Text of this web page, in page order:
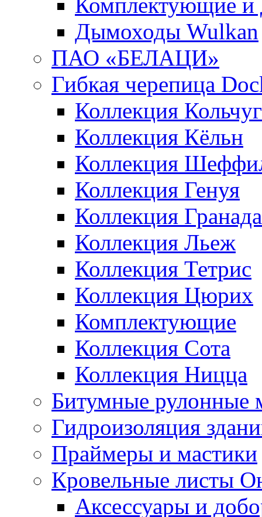
Дымоходы Wulkan
ПАО «БЕЛАЦИ»
Гибкая черепица
Коллекция
Коллекция Кёльн
Коллекция
Коллекция Генуя
Коллекция Гранада
Коллекция Льеж
Коллекция Тетрис
Коллекция Цюрих
Комплектующие
Коллекция Сота
Коллекция Ницца
Битумные рулонные
Гидроизоляция
Праймеры и мастики
Кровельные листы
Аксессуары и